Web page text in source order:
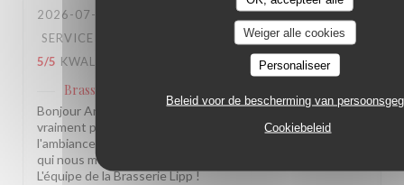
Weiger alle cookies
Personaliseer
Beleid voor de bescherming van
Cookiebeleid
2026-07-28
- 20:30 - GASTEN 12
SERVICE
/5 KEUKEN:
5/5 KWALITEIT / PRIJS
Brasserie Lipp
Bonjour Anne, Merci pour ce beau retour, ça nous fait
vraiment plaisir ! Savoir que le service, la cuisine et
l'ambiance vous ont autant séduite, c'est exactement ce
qui nous motive chaque jour. À très bientôt chez nous !
L'équipe de la Brasserie Lipp !